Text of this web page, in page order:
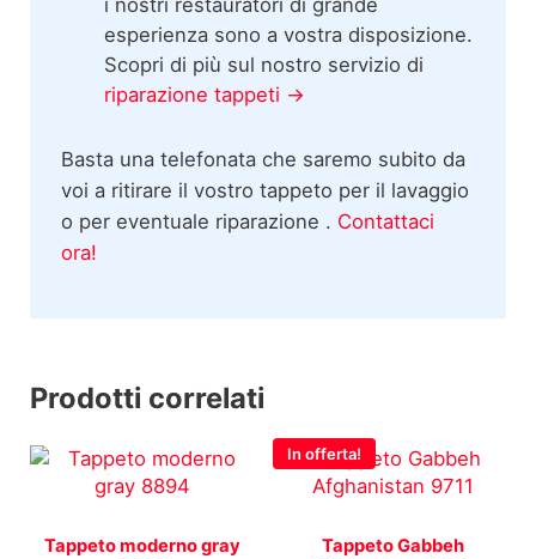
i nostri restauratori di grande
esperienza sono a vostra disposizione.
Scopri di più sul nostro servizio di
riparazione tappeti →
Basta una telefonata che saremo subito da
voi a ritirare il vostro tappeto per il lavaggio
o per eventuale riparazione . Contattaci
ora!
Prodotti correlati
Tappeto moderno gray
In offerta!
Tappeto Gabbeh